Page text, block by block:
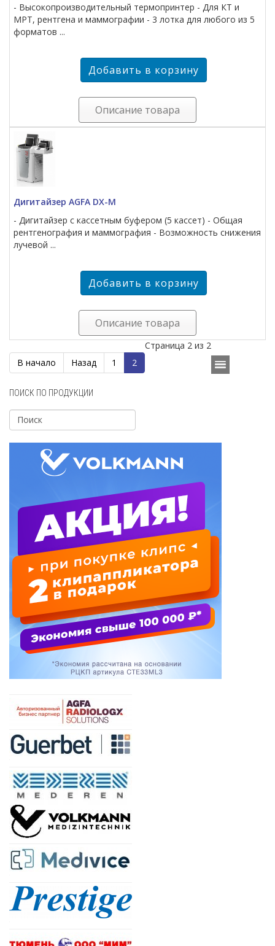
- Высокопроизводительный термопринтер - Для КТ и
МРТ, рентгена и маммографии - 3 лотка для любого из 5
форматов ...
Описание товара
Дигитайзер AGFA DX-M
- Дигитайзер с кассетным буфером (5 кассет) - Общая
рентгенография и маммография - Возможность снижения
лучевой ...
Описание товара
В начало Назад 1 2
Страница 2 из 2
ПОИСК ПО ПРОДУКЦИИ